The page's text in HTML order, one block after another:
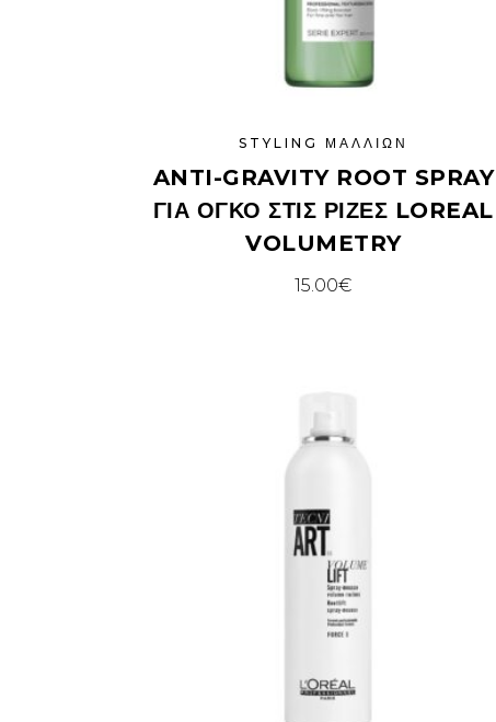
STYLING ΜΑΛΛΙΏΝ
ANTI-GRAVITY ROOT SPRAY
ΓΙΑ ΌΓΚΟ ΣΤΙΣ ΡΊΖΕΣ LOREAL
VOLUMETRY
15.00€